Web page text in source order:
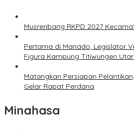
Musrenbang RKPD 2027
Pertama di Manado, Legislator
Figura Kampung Titiwungen
Matangkan Persiapan
Gelar Rapat Perdana
Minahasa